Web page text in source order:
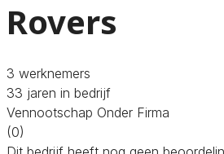
Rovers
3 werknemers
33 jaren in bedrijf
Vennootschap Onder Firma
(0)